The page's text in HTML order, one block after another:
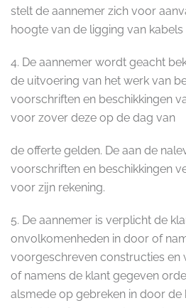
stelt de aannemer zich voor
hoogte van de ligging van kabels
4. De aannemer wordt geacht
de uitvoering van het werk van
voorschriften en beschikkingen
voor zover deze op de dag van
de offerte gelden. De aan de
voorschriften en beschikkingen
voor zijn rekening.
5. De aannemer is verplicht de
onvolkomenheden in door of
voorgeschreven constructies en
of namens de klant gegeven
alsmede op gebreken in door de